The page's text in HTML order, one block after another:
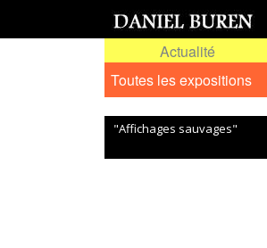
Actualité
Toutes les expositions
"Affichages sauvages"